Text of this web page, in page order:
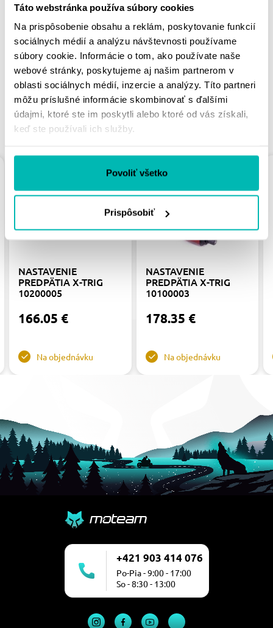
Táto webstránka používa súbory cookies
Na prispôsobenie obsahu a reklám, poskytovanie funkcií
sociálnych médií a analýzu návštevnosti používame
súbory cookie. Informácie o tom, ako používate naše
webové stránky, poskytujeme aj našim partnerom v
oblasti sociálnych médií, inzercie a analýzy. Títo partneri
môžu príslušné informácie skombinovať s ďalšími
údajmi, ktoré ste im poskytli alebo ktoré od vás získali,
keď ste používali ich služby.
Povoliť všetko
Prispôsobiť
MOHLO BY SA VÁM
PÁČIŤ
PODOBNÉ PRODUKTY
NASTAVENIE
PREDPÄTIA X-TRIG
10200005
166.05 €
Na objednávku
NASTAVENIE
PREDPÄTIA X-TRIG
10100003
178.35 €
Na objednávku
+421 903 414 076
Po-Pia - 9:00 - 17:00
So - 8:30 - 13:00